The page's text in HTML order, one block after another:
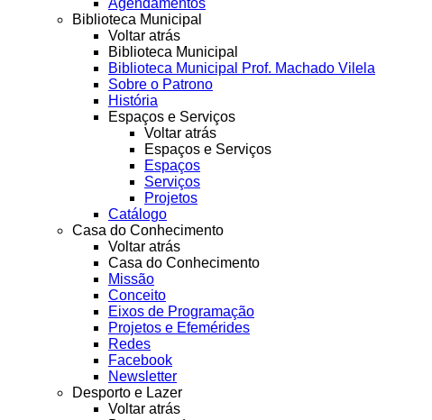
Biblioteca Municipal
Voltar atrás
Biblioteca Municipal
Biblioteca Municipal Prof. Machado Vilela
Sobre o Patrono
História
Espaços e Serviços
Voltar atrás
Espaços e Serviços
Espaços
Serviços
Projetos
Catálogo
Casa do Conhecimento
Voltar atrás
Casa do Conhecimento
Missão
Conceito
Eixos de Programação
Projetos e Efemérides
Redes
Facebook
Newsletter
Desporto e Lazer
Voltar atrás